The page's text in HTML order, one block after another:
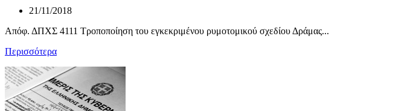
21/11/2018
Απόφ. ΔΠΧΣ 4111 Τροποποίηση του εγκεκριμένου ρυμοτομικού σχεδίου Δράμας...
Περισσότερα